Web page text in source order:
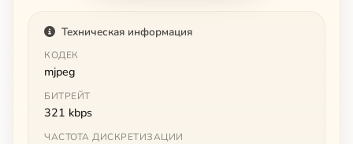
Техническая информация
КОДЕК
mjpeg
БИТРЕЙТ
321 kbps
ЧАСТОТА ДИСКРЕТИЗАЦИИ